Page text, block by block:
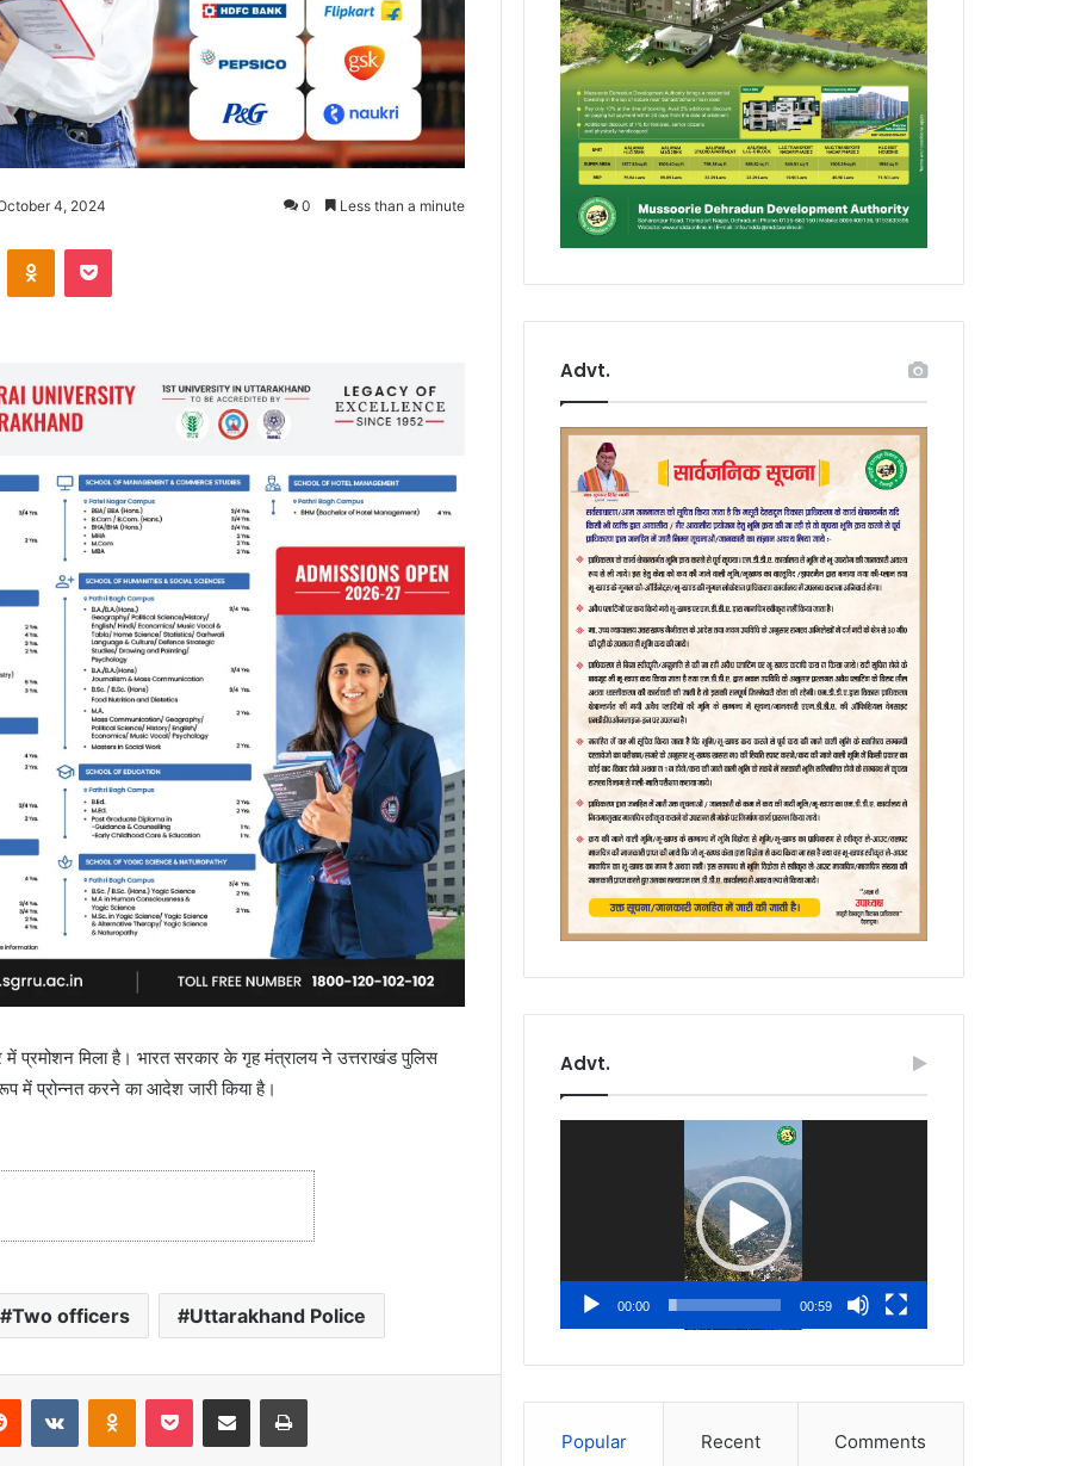
4, 2024 0 Less than a minute
प्रमोशन मिला है। भारत सरकार के गृह मंत्रालय ने उत्तराखंड पुलिस
में प्रोन्नत करने का आदेश जारी किया है।
Two officers Uttarakhand Police
Advt.
Advt.
00:00 00:59
Popular Recent Comments